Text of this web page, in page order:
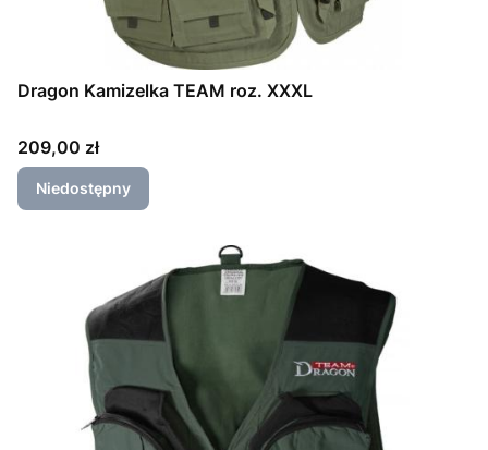
Dragon Kamizelka TEAM roz. XXXL
Cena
209,00 zł
Niedostępny